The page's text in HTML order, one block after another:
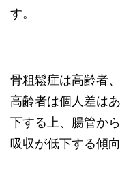
す。
骨粗鬆症は高齢者
高齢者は個人差は
下する上、腸管か
吸収が低下する傾